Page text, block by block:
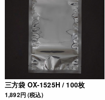
三方袋 OX-1525H / 100枚
1,892円 (税込)